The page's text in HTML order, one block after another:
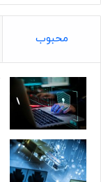
محبوب